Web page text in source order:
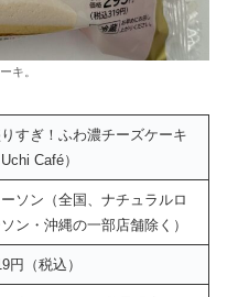
キ。
すぎ！ふわ濃チーズケーキ
Uchi Café）
ーソン（全国、ナチュラルロ
ン・沖縄の一部店舗除く）
円（税込）